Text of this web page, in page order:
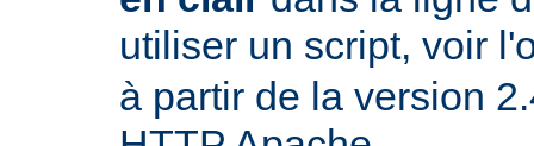
utiliser un script, voir
à partir de la version